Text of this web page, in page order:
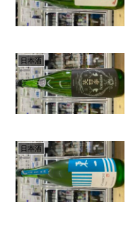
日本酒
日本酒